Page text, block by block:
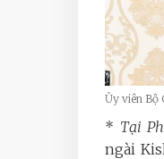
Ủy viên Bộ
* Tại
ngài